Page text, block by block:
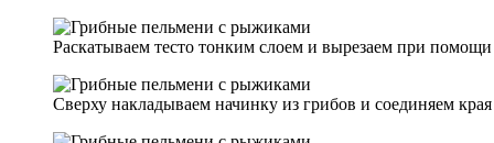
Раскатываем тесто тонким слоем и вырезаем при помощи
Сверху накладываем начинку из грибов и соединяем